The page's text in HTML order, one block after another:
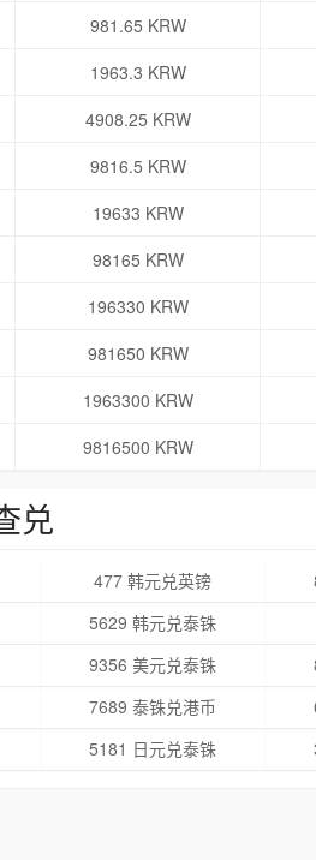
981.65 KRW
1963.3 KRW
4908.25 KRW
9816.5 KRW
19633 KRW
98165 KRW
196330 KRW
981650 KRW
1963300 KRW
9816500 KRW
兑
477 韩元兑英镑
5629 韩元兑泰铢
9356 美元兑泰铢
7689 泰铢兑港币
5181 日元兑泰铢